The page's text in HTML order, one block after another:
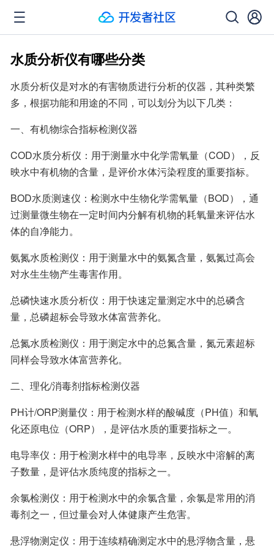
水质分析仪有哪些分类
水质分析仪是对水的有害物质进行分析的仪器，其种类繁
多，根据功能和用途的不同，可以划分为以下几类：
一、有机物综合指标检测仪器
COD水质分析仪：用于测量水中化学需氧量（COD），反
映水中有机物的含量，是评价水体污染程度的重要指标。
BOD水质测速仪：检测水中生物化学需氧量（BOD），通
过测量微生物在一定时间内分解有机物的耗氧量来评估水
体的自净能力。
氨氮水质检测仪：用于测量水中的氨氮含量，氨氮过高会
对水生生物产生毒害作用。
总磷快速水质分析仪：用于快速定量测定水中的总磷含
量，总磷超标会导致水体富营养化。
总氮水质检测仪：用于测定水中的总氮含量，氮元素超标
同样会导致水体富营养化。
二、理化/消毒剂指标检测仪器
PH计/ORP测量仪：用于检测水样的酸碱度（PH值）和氧
化还原电位（ORP），是评估水质的重要指标之一。
电导率仪：用于检测水样中的电导率，反映水中溶解的离
子数量，是评估水质纯度的指标之一。
余氯检测仪：用于检测水中的余氯含量，余氯是常用的消
毒剂之一，但过量会对人体健康产生危害。
悬浮物测定仪：用于连续精确测定水中的悬浮物含量，悬